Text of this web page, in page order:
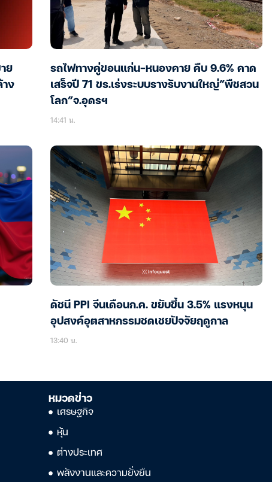
ย
าง
รถไฟทางคู่ขอนแก่น-หนองคาย คืบ 9.6% คาด
เสร็จปี 71 ขร.เร่งระบบรางรับงานใหญ่”พืชสวน
โลก”จ.อุดรฯ
14:41 น.
ดัชนี PPI จีนเดือนก.ค. ขยับขึ้น 3.5% แรงหนุน
อุปสงค์อุตสาหกรรมชดเชยปัจจัยฤดูกาล
13:40 น.
หมวดข่าว
เศรษฐกิจ
หุ้น
ต่างประเทศ
พลังงานและความยั่งยืน